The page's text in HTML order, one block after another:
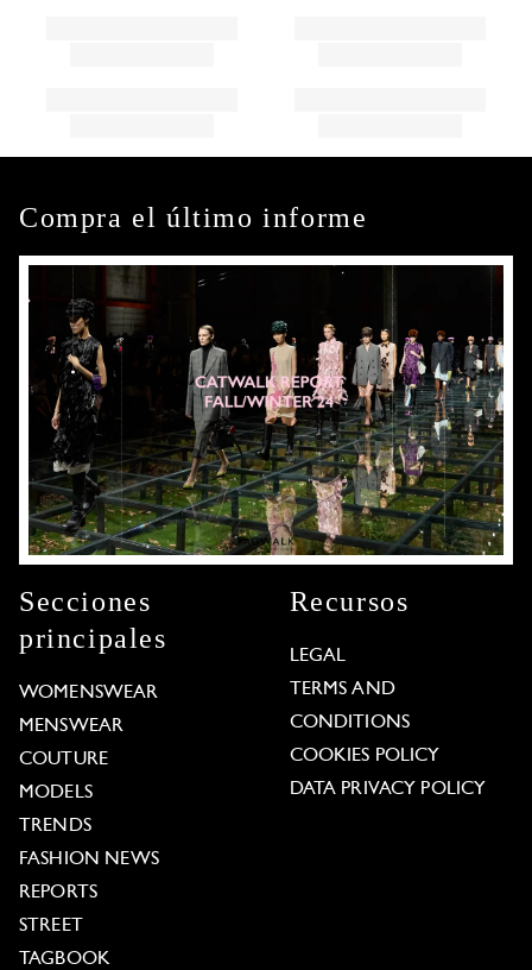
Compra el último informe
Secciones
principales
WOMENSWEAR
MENSWEAR
COUTURE
MODELS
TRENDS
FASHION NEWS
REPORTS
STREET
TAGBOOK
Recursos
LEGAL
TERMS AND
CONDITIONS
COOKIES POLICY
DATA PRIVACY POLICY